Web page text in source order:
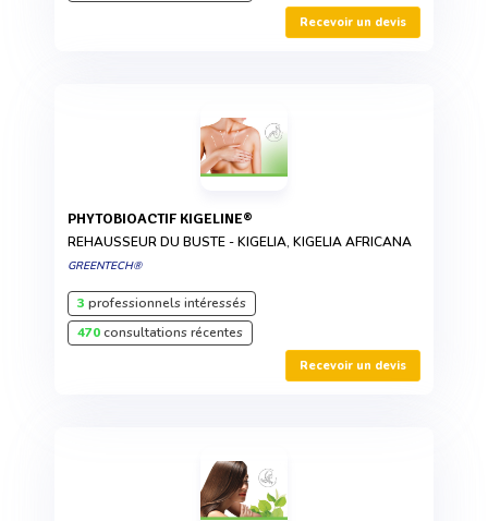
Recevoir un devis
PHYTOBIOACTIF KIGELINE®
REHAUSSEUR DU BUSTE - KIGELIA, KIGELIA AFRICANA
GREENTECH®
3 professionnels intéressés
470consultations récentes
Recevoir un devis